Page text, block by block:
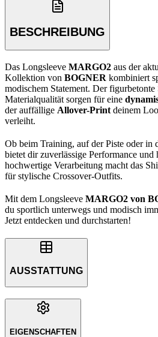
BESCHREIBUNG
Das Longsleeve MARGO2 aus der
Kollektion von BOGNER kombiniert
modischem Statement. Der
Materialqualität sorgen für eine
der auffällige Allover-Print deinem
verleiht.
Ob beim Training, auf der Piste oder in
bietet dir zuverlässige Performance und
hochwertige Verarbeitung macht das
für stylische Crossover-Outfits.
Mit dem Longsleeve MARGO2 von
du sportlich unterwegs und modisch
Jetzt entdecken und durchstarten!
AUSSTATTUNG
EIGENSCHAFTEN